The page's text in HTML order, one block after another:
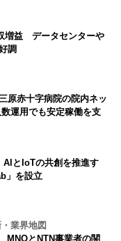
増益 データセンターや
調
原赤十字病院の院内ネッ
運用でも安定稼働を支
AIとIoTの共創を推進す
」を設立
業界地図
MNOとNTN事業者の関